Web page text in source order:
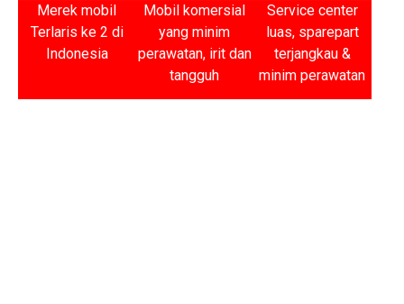
Merek mobil
Terlaris ke 2 di
Indonesia
Mobil komersial
yang minim
perawatan, irit dan
tangguh
Service center
luas, sparepart
terjangkau &
minim perawatan